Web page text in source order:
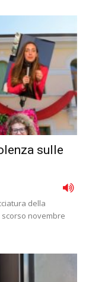
sulle
della
novembre